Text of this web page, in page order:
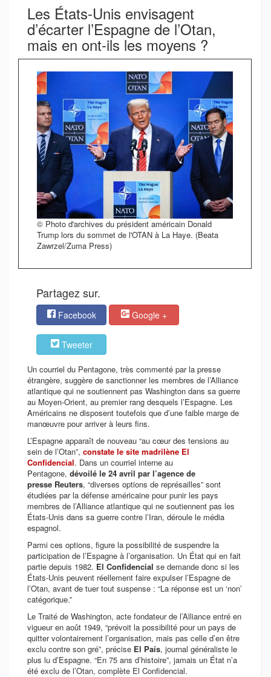
Les États-Unis envisagent
d’écarter l’Espagne de l’Otan,
mais en ont-ils les moyens ?
© Photo d'archives du président américain Donald
Trump lors du sommet de l'OTAN à La Haye. (Beata
Zawrzel/Zuma Press)
Partagez sur.
Facebook Google +
Tweeter
Un courriel du Pentagone, très commenté par la presse
étrangère, suggère de sanctionner les membres de l’Alliance
atlantique qui ne soutiennent pas Washington dans sa guerre
au Moyen-Orient, au premier rang desquels l’Espagne. Les
Américains ne disposent toutefois que d’une faible marge de
manœuvre pour arriver à leurs fins.
L’Espagne apparaît de nouveau “au cœur des tensions au
sein de l’Otan”, constate le site madrilène El
Confidencial. Dans un courriel interne au
Pentagone, dévoilé le 24 avril par l’agence de
presse Reuters, “diverses options de représailles” sont
étudiées par la défense américaine pour punir les pays
membres de l’Alliance atlantique qui ne soutiennent pas les
États-Unis dans sa guerre contre l’Iran, déroule le média
espagnol.
Parmi ces options, figure la possibilité de suspendre la
participation de l’Espagne à l’organisation. Un État qui en fait
partie depuis 1982. El Confidencial se demande donc si les
États-Unis peuvent réellement faire expulser l’Espagne de
l’Otan, avant de tuer tout suspense : “La réponse est un ‘non’
catégorique.”
Le Traité de Washington, acte fondateur de l’Alliance entré en
vigueur en août 1949, “prévoit la possibilité pour un pays de
quitter volontairement l’organisation, mais pas celle d’en être
exclu contre son gré”, précise El País, journal généraliste le
plus lu d’Espagne. “En 75 ans d’histoire”, jamais un État n’a
été exclu de l’Otan, complète El Confidencial.